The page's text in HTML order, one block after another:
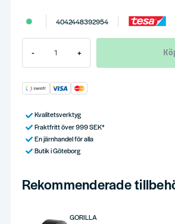
4042448392954
- +
Kvalitetsverktyg
Fraktfritt över 999 SEK*
En järnhandel för alla
Butik i Göteborg
Rekommenderade
GORILLA